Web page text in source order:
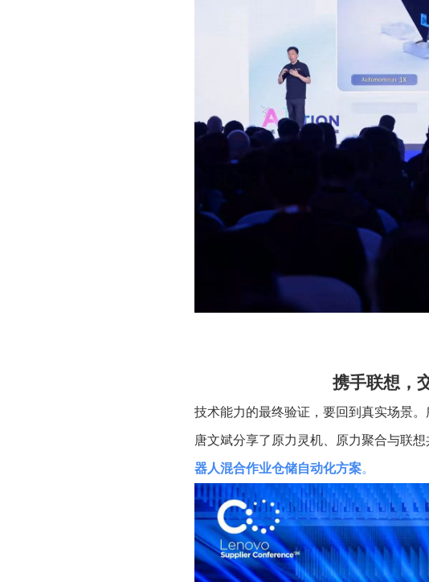
携手联想，
技术能力的最终验证，要回到真实场景。
唐文斌分享了原力灵机、原力聚合与联
器人混合作业仓储自动化方案。